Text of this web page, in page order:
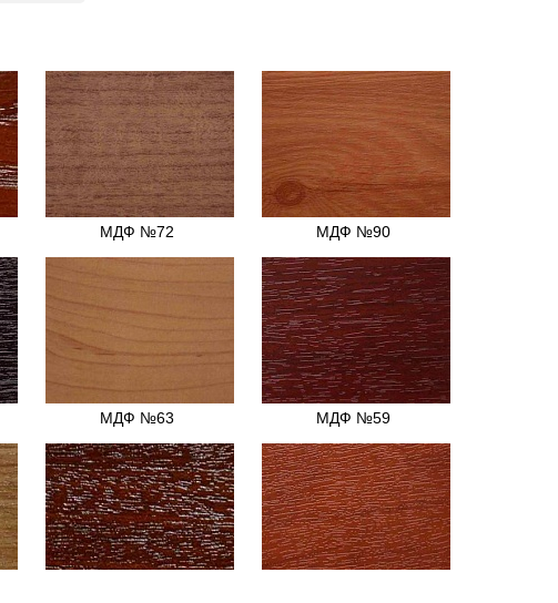
МДФ №72 МДФ №90
МДФ №63 МДФ №59